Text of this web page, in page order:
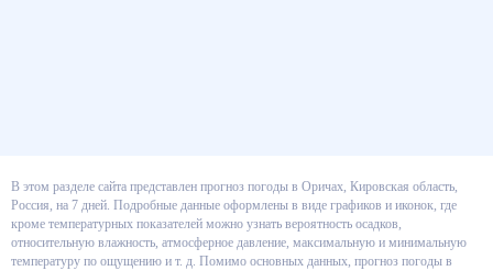
В этом разделе сайта представлен прогноз погоды в Оричах, Кировская
область, Россия, на 7 дней. Подробные данные оформлены в виде
графиков и иконок, где кроме температурных показателей можно узнать
вероятность осадков, относительную влажность, атмосферное давление,
максимальную и минимальную температуру по ощущению и т. д.